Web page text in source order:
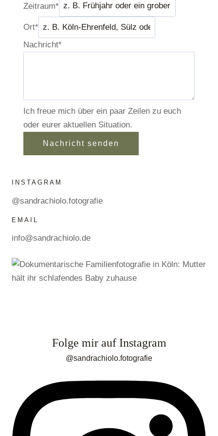
Zeitraum*
Ort*
Nachricht*
Ich freue mich über ein paar Zeilen zu euch
oder eurer aktuellen Situation.
Nachricht senden
INSTAGRAM
@sandrachiolo.fotografie
EMAIL
info@sandrachiolo.de
Folge mir auf Instagram
@sandrachiolo.fotografie